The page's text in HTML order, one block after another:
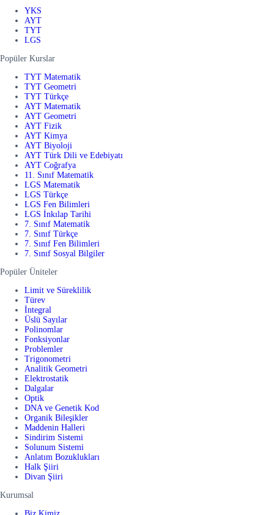
YKS
AYT
TYT
LGS
Popüler Kurslar
TYT Matematik
TYT Geometri
TYT Türkçe
AYT Matematik
AYT Geometri
AYT Fizik
AYT Kimya
AYT Biyoloji
AYT Türk Dili ve Edebiyatı
AYT Coğrafya
11. Sınıf Matematik
LGS Matematik
LGS Türkçe
LGS Fen Bilimleri
LGS İnkılap Tarihi
7. Sınıf Matematik
7. Sınıf Türkçe
7. Sınıf Fen Bilimleri
7. Sınıf Sosyal Bilgiler
Popüler Üniteler
Limit ve Süreklilik
Türev
İntegral
Üslü Sayılar
Polinomlar
Fonksiyonlar
Problemler
Trigonometri
Analitik Geometri
Elektrostatik
Dalgalar
Optik
DNA ve Genetik Kod
Organik Bileşikler
Maddenin Halleri
Sindirim Sistemi
Solunum Sistemi
Anlatım Bozuklukları
Halk Şiiri
Divan Şiiri
Kurumsal